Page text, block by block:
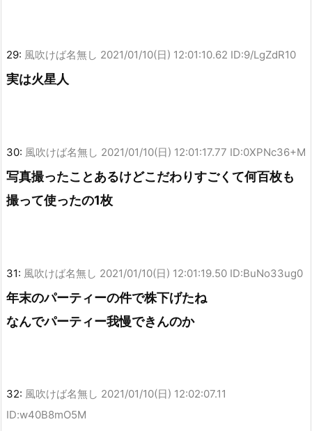
29: 風吹けば名無し 2021/01/10(日) 12:01:10.62 ID:9/LgZdR10
実は火星人
30: 風吹けば名無し 2021/01/10(日) 12:01:17.77 ID:0XPNc36+M
写真撮ったことあるけどこだわりすごくて何百枚も
撮って使ったの1枚
31: 風吹けば名無し 2021/01/10(日) 12:01:19.50 ID:BuNo33ug0
年末のパーティーの件で株下げたね
なんでパーティー我慢できんのか
32: 風吹けば名無し 2021/01/10(日) 12:02:07.11
ID:w40B8mO5M